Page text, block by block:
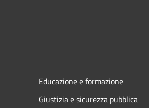
Educazione e formazione
Giustizia e sicurezza pubblica